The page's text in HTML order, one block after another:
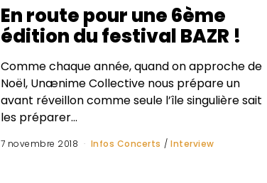
En route pour une 6ème
édition du festival BAZR !
Comme chaque année, quand on approche de
Noël, Unænime Collective nous prépare un
avant réveillon comme seule l’île singulière sait
les préparer…
7 novembre 2018 Infos Concerts / Interview